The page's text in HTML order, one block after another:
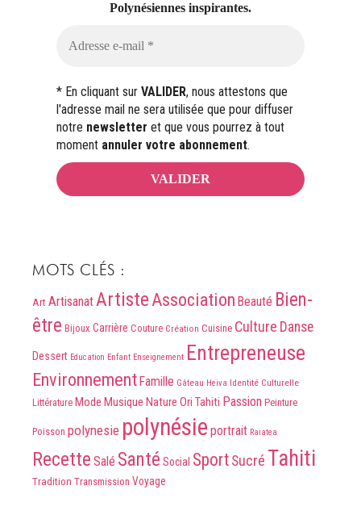
Polynésiennes inspirantes.
* En cliquant sur VALIDER, nous attestons que
l'adresse mail ne sera utilisée que pour diffuser
notre newsletter et que vous pourrez à tout
moment annuler votre abonnement.
MOTS CLÉS :
Art Artisanat ArtisteAssociation Beauté Bien-
être Bijoux Carrière Couture Création Cuisine Culture Danse
Dessert Education Enfant Enseignement Entrepreneuse
EnvironnementFamille Gâteau Heiva Identité Culturelle
Littérature Mode Musique Nature Ori Tahiti Passion Peinture
Poisson polynesie polynésie portrait Raiatea
Recette Salé Santé Social SportSucré Tahiti
Tradition Transmission Voyage